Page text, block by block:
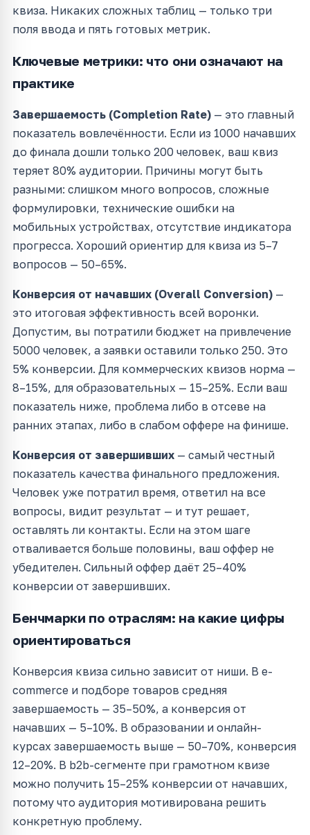
квиза. Никаких сложных таблиц — только три
поля ввода и пять готовых метрик.
Ключевые метрики: что они означают на
практике
Завершаемость (Completion Rate) — это главный
показатель вовлечённости. Если из 1000 начавших
до финала дошли только 200 человек, ваш квиз
теряет 80% аудитории. Причины могут быть
разными: слишком много вопросов, сложные
формулировки, технические ошибки на
мобильных устройствах, отсутствие индикатора
прогресса. Хороший ориентир для квиза из 5–7
вопросов — 50–65%.
Конверсия от начавших (Overall Conversion) —
это итоговая эффективность всей воронки.
Допустим, вы потратили бюджет на привлечение
5000 человек, а заявки оставили только 250. Это
5% конверсии. Для коммерческих квизов норма —
8–15%, для образовательных — 15–25%. Если ваш
показатель ниже, проблема либо в отсеве на
ранних этапах, либо в слабом оффере на финише.
Конверсия от завершивших — самый честный
показатель качества финального предложения.
Человек уже потратил время, ответил на все
вопросы, видит результат — и тут решает,
оставлять ли контакты. Если на этом шаге
отваливается больше половины, ваш оффер не
убедителен. Сильный оффер даёт 25–40%
конверсии от завершивших.
Бенчмарки по отраслям: на какие цифры
ориентироваться
Конверсия квиза сильно зависит от ниши. В e-
commerce и подборе товаров средняя
завершаемость — 35–50%, а конверсия от
начавших — 5–10%. В образовании и онлайн-
курсах завершаемость выше — 50–70%, конверсия
12–20%. В b2b-сегменте при грамотном квизе
можно получить 15–25% конверсии от начавших,
потому что аудитория мотивирована решить
конкретную проблему.